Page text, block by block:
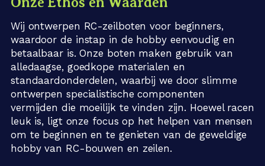
Wij ontwerpen RC-zeilboten voor beginners,
waardoor de instap in de hobby eenvoudig en
betaalbaar is. Onze boten maken gebruik van
alledaagse, goedkope materialen en
standaardonderdelen, waarbij we door slimme
ontwerpen specialistische componenten
vermijden die moeilijk te vinden zijn. Hoewel racen
leuk is, ligt onze focus op het helpen van mensen
om te beginnen en te genieten van de geweldige
hobby van RC-bouwen en zeilen.